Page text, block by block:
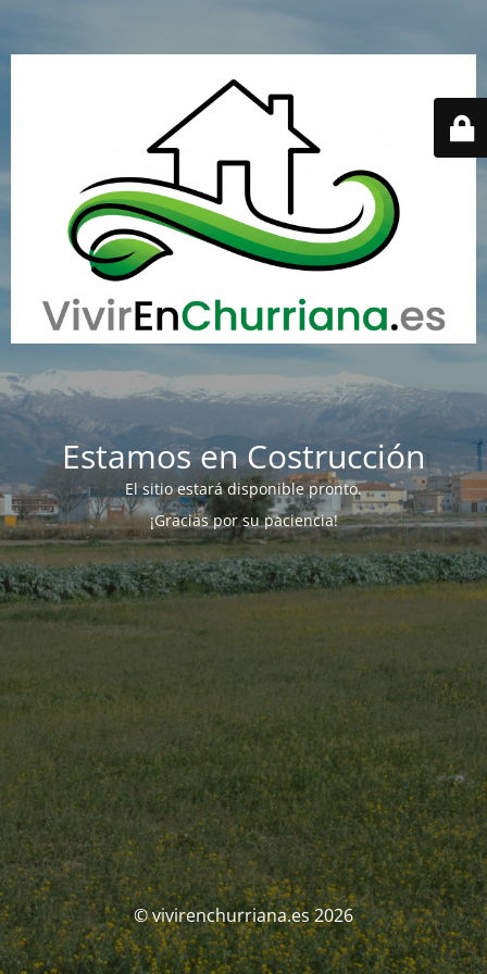
Estamos en Costrucción
El sitio estará disponible pronto.
¡Gracias por su paciencia!
© vivirenchurriana.es 2026